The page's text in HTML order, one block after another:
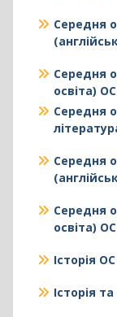
Середня
Середня
освіта)
Середня
Середня
Середня
освіта)
Історія
Історія